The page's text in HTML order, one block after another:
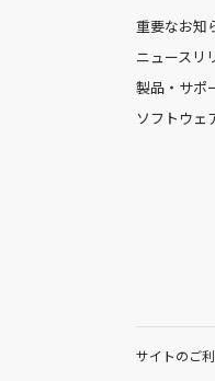
重要なお知
ニュースリ
製品・サポ
ソフトウェ
サイトのご